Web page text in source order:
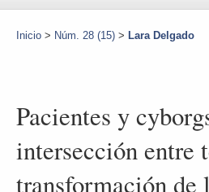
Inicio > Núm. 28 (15) > Lara Delgado
Pacientes y
intersección entre
transformación de